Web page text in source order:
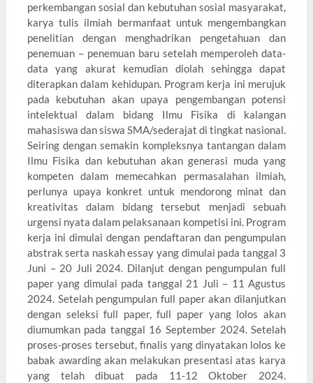
perkembangan sosial dan kebutuhan sosial masyarakat,
karya tulis ilmiah bermanfaat untuk mengembangkan
penelitian dengan menghadrikan pengetahuan dan
penemuan – penemuan baru setelah memperoleh data-
data yang akurat kemudian diolah sehingga dapat
diterapkan dalam kehidupan. Program kerja ini merujuk
pada kebutuhan akan upaya pengembangan potensi
intelektual dalam bidang Ilmu Fisika di kalangan
mahasiswa dan siswa SMA/sederajat di tingkat nasional.
Seiring dengan semakin kompleksnya tantangan dalam
Ilmu Fisika dan kebutuhan akan generasi muda yang
kompeten dalam memecahkan permasalahan ilmiah,
perlunya upaya konkret untuk mendorong minat dan
kreativitas dalam bidang tersebut menjadi sebuah
urgensi nyata dalam pelaksanaan kompetisi ini. Program
kerja ini dimulai dengan pendaftaran dan pengumpulan
abstrak serta naskah essay yang dimulai pada tanggal 3
Juni – 20 Juli 2024. Dilanjut dengan pengumpulan full
paper yang dimulai pada tanggal 21 Juli – 11 Agustus
2024. Setelah pengumpulan full paper akan dilanjutkan
dengan seleksi full paper, full paper yang lolos akan
diumumkan pada tanggal 16 September 2024. Setelah
proses-proses tersebut, finalis yang dinyatakan lolos ke
babak awarding akan melakukan presentasi atas karya
yang telah dibuat pada 11-12 Oktober 2024.